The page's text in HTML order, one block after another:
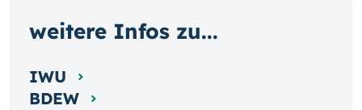
weitere Infos zu...
IWU
BDEW